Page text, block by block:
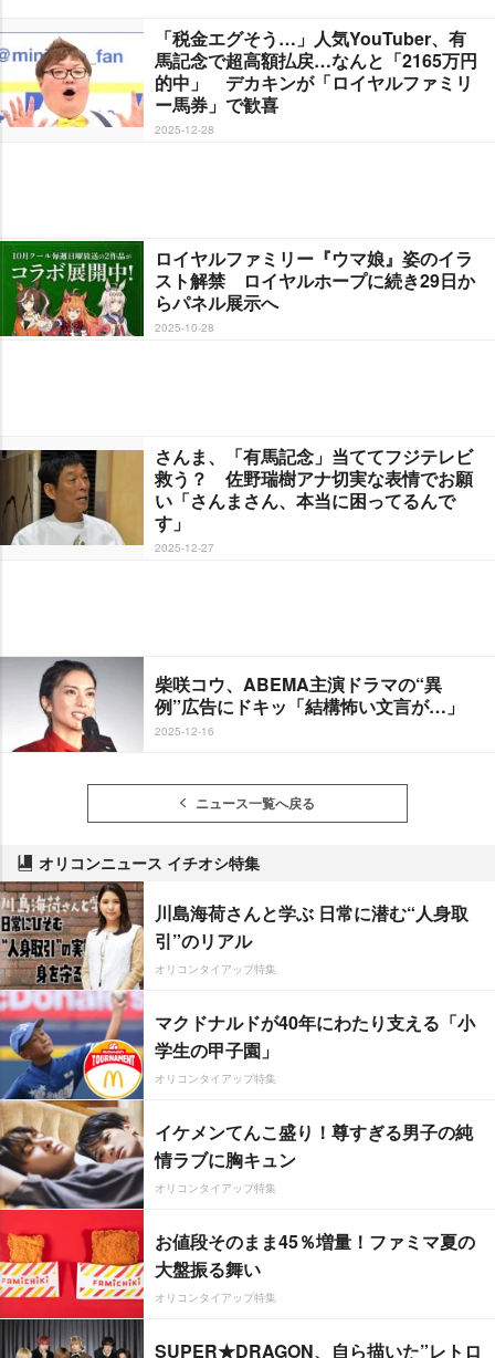
「税金エグそう…」人気YouTuber、有
馬記念で超高額払戻…なんと「2165万円
的中」 デカキンが「ロイヤルファミリ
ー馬券」で歓喜
2025-12-28
ロイヤルファミリー『ウマ娘』姿のイラ
スト解禁 ロイヤルホープに続き29日か
らパネル展示へ
2025-10-28
さんま、「有馬記念」当ててフジテレビ
救う？ 佐野瑞樹アナ切実な表情でお願
い「さんまさん、本当に困ってるんで
す」
2025-12-27
柴咲コウ、ABEMA主演ドラマの“異
例”広告にドキッ「結構怖い文言が…」
2025-12-16
ニュース一覧へ戻る
オリコンニュース イチオシ特集
川島海荷さんと学ぶ 日常に潜む“人身取
引”のリアル
オリコンタイアップ特集
マクドナルドが40年にわたり支える「小
学生の甲子園」
オリコンタイアップ特集
イケメンてんこ盛り！尊すぎる男子の純
情ラブに胸キュン
オリコンタイアップ特集
お値段そのまま45％増量！ファミマ夏の
大盤振る舞い
オリコンタイアップ特集
SUPER★DRAGON、自ら描いた”レトロ